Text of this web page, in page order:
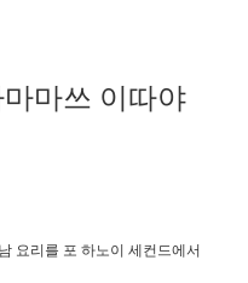
마쓰 이따야
요리를 포 하노이 세컨드에서